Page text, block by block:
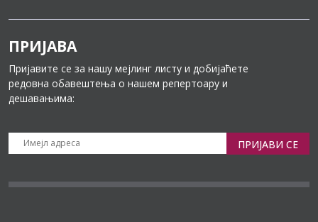
ПРИЈАВА
Пријавите се за нашу мејлинг листу и добијаћете
редовна обавештења о нашем репертоару и
дешавањима:
ПРИЈАВИ СЕ